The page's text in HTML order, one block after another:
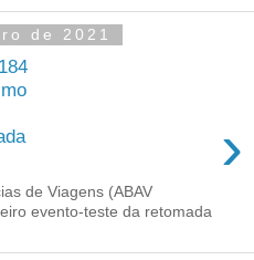
de 2021
›
de Viagens (ABAV
evento-teste da retomada